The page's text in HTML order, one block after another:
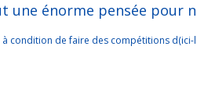
une énorme pensée pour
condition de faire des compétitions d(ici-